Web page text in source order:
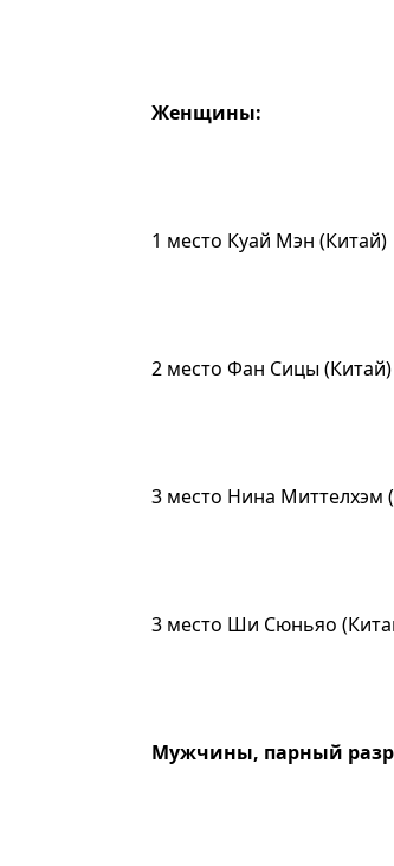
Женщины:
1 место Куай Мэн (Китай)
2 место Фан Сицы (Китай)
3 место Нина Миттелхэм
3 место Ши Сюньяо
Мужчины, парный